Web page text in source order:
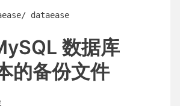
数据库
的备份文件